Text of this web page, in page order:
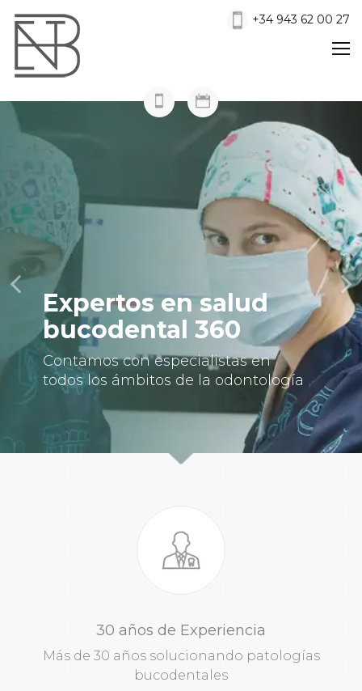
+34 943 62 00 27
Expertos en salud
bucodental 360
Contamos con especialistas en
todos los ámbitos de la odontología
30 años de Experiencia
Más de 30 años solucionando patologías
bucodentales